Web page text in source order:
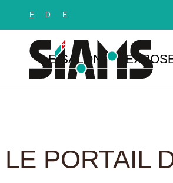
F D E
LE SALON
LE PORTAIL